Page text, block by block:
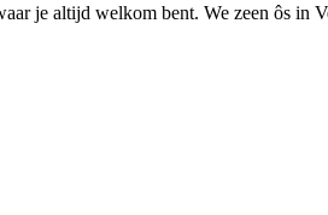
je altijd welkom bent. We zeen ôs in